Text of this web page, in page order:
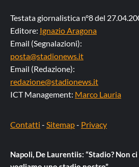
Testata giornalistica n°8 del
Editore: Ignazio Aragona
Email (Segnalazioni):
posta@stadionews.it
Email (Redazione):
redazione@stadionews.it
ICT Management: Marco Lauria
Contatti - Sitemap- Privacy
Napoli, De Laurentiis: “Stadio? Non